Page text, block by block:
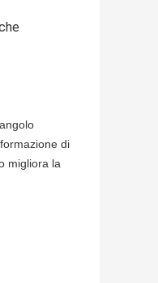
di
migliora la